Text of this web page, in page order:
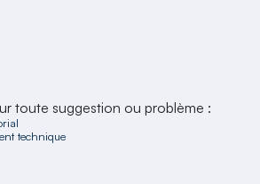
toute suggestion ou problème :
technique